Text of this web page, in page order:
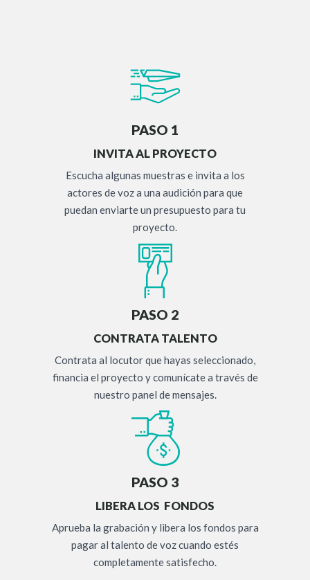
PASO 1
INVITA AL PROYECTO
Escucha algunas muestras e invita a los
actores de voz a una audición para que
puedan enviarte un presupuesto para tu
proyecto.
PASO 2
CONTRATA TALENTO
Contrata al locutor que hayas seleccionado,
financia el proyecto y comunícate a través de
nuestro panel de mensajes.
PASO 3
LIBERA LOS FONDOS
Aprueba la grabación y libera los fondos para
pagar al talento de voz cuando estés
completamente satisfecho.